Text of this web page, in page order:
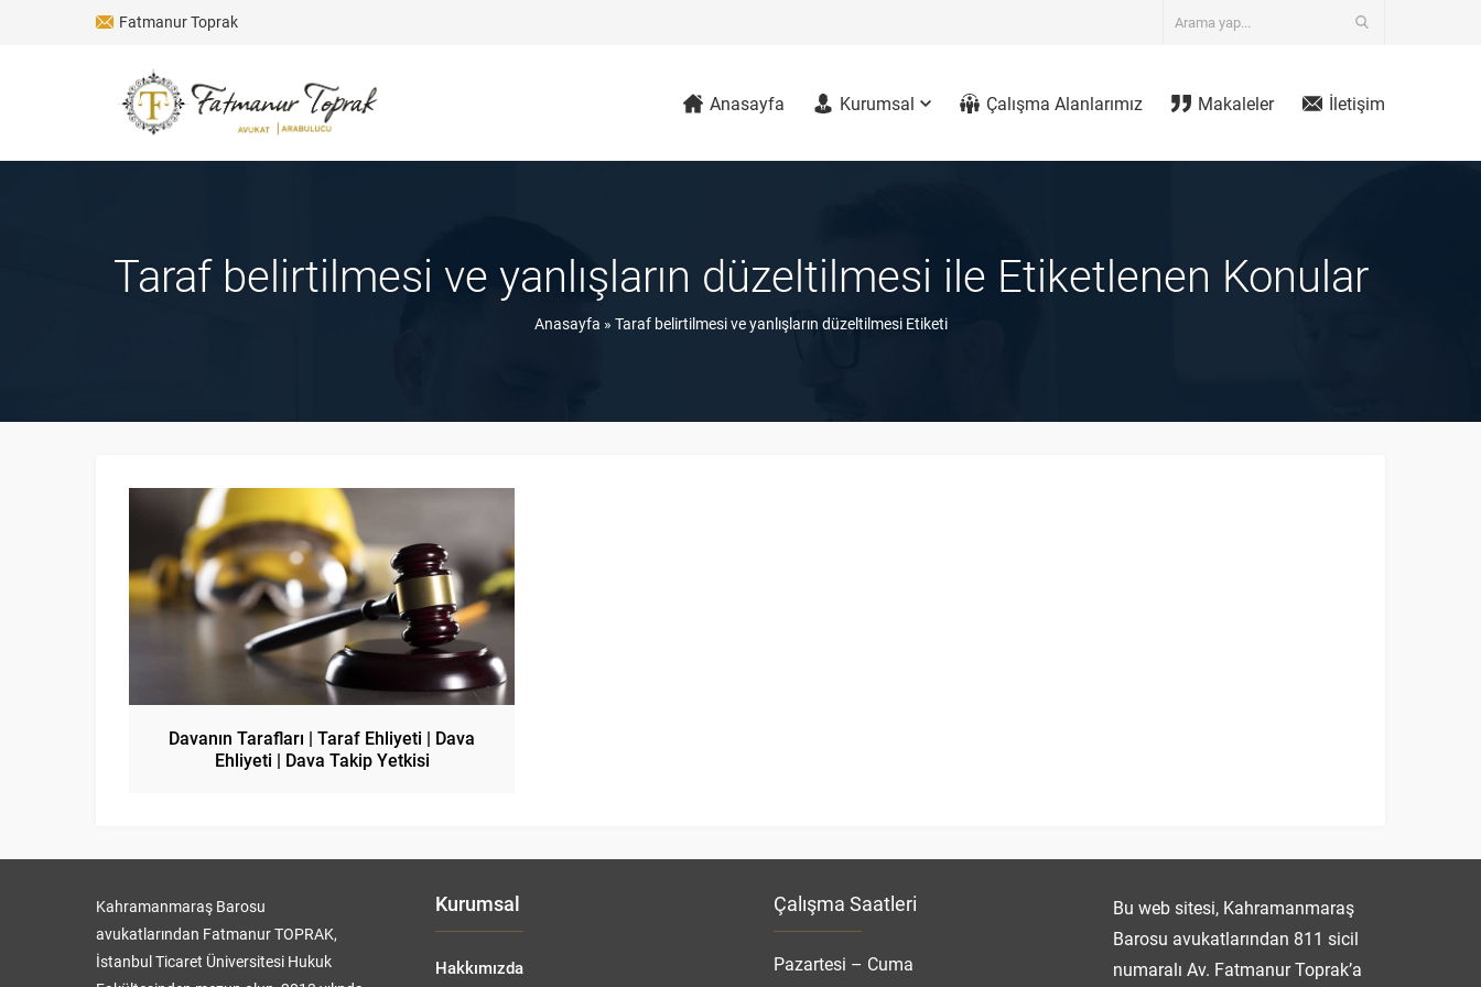
Fatmanur Toprak
Anasayfa Kurumsal Çalışma Alanlarımız Makaleler İletişim
Taraf belirtilmesi ve yanlışların düzeltilmesi ile Etiketlenen Konular
Anasayfa » Taraf belirtilmesi ve yanlışların düzeltilmesi Etiketi
Davanın Tarafları | Taraf Ehliyeti | Dava
Ehliyeti | Dava Takip Yetkisi
Kahramanmaraş Barosu
avukatlarından Fatmanur TOPRAK,
İstanbul Ticaret Üniversitesi Hukuk
Kurumsal
Hakkımızda
Çalışma Saatleri
Pazartesi – Cuma
Bu web sitesi, Kahramanmaraş
Barosu avukatlarından 811 sicil
numaralı Av. Fatmanur Toprak’a